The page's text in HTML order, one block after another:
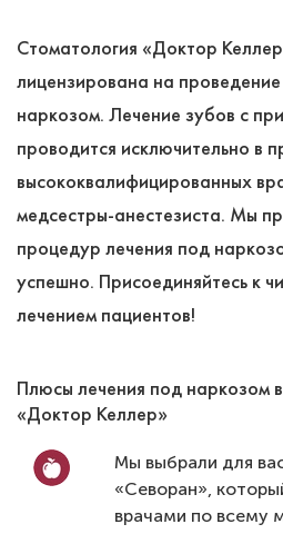
Стоматология «Доктор
лицензирована на
наркозом. Лечение зубов с
проводится исключительно в
высококвалифицированных
медсестры-анестезиста. Мы
процедур лечения под
успешно. Присоединяйтесь к
лечением пациентов!
Плюсы лечения под наркозом
«Доктор Келлер»
Мы выбрали для
«Севоран»,
врачами по всему